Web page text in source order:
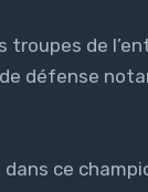
troupes de
défense
dans ce